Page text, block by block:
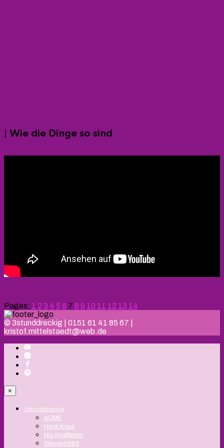
| Wie die Dinge so sind
Pages: 1 2 3 4 5 6 7 8 9 10 11 12 13 14
© 3stunddreckig | 0151 61 41 85 67 |
kristof.mittelstaedt@web.de
×
3stunddreckig
ACME
Horst Kraut
Nic Knatterton
Stevenhill85